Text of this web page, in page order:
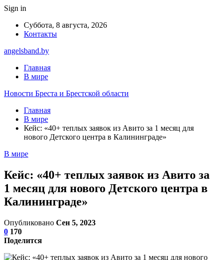
Sign in
Суббота, 8 августа, 2026
Контакты
angelsband.by
Главная
В мире
Новости Бреста и Брестской области
Главная
В мире
Кейс: «40+ теплых заявок из Авито за 1 месяц для
нового Детского центра в Калининграде»
В мире
Кейс: «40+ теплых заявок из Авито за
1 месяц для нового Детского центра в
Калининграде»
Опубликовано Сен 5, 2023
0 170
Поделится